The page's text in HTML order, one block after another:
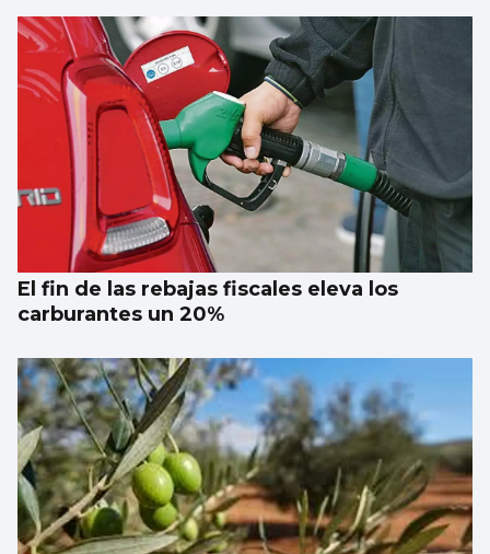
El fin de las rebajas fiscales eleva los
carburantes un 20%